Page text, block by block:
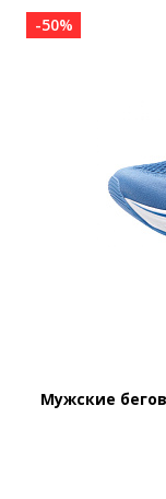
-50%
Мужские